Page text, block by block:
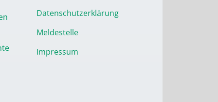
Datenschutzerklärung
Meldestelle
Impressum